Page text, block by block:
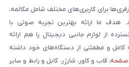
برای کاربری‌های مختلف شامل مکالمه،
هدف ما ارائه بهترین تجربه صوتی با
از لوازم جانبی دیجیتال را هم ارائه
کامل و مطمئنی از دستگاه‌های خود داشته
صفحه، قاب و کاور، شارژر، کابل و رابط و سایر